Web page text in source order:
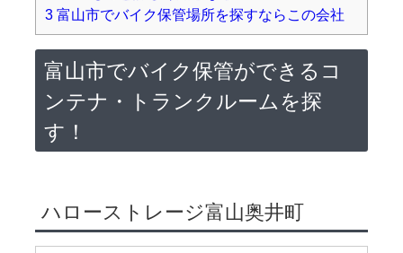
3富山市でバイク保管場所を探すならこの会社
富山市でバイク保管ができるコ
ンテナ・トランクルームを探
す！
ハローストレージ富山奥井町